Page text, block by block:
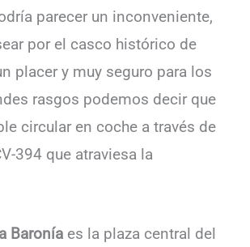
parecer un inconveniente,
por el casco histórico de
placer y muy seguro para los
rasgos podemos decir que
circular en coche a través de
394 que atraviesa la
Baronía es la plaza central del